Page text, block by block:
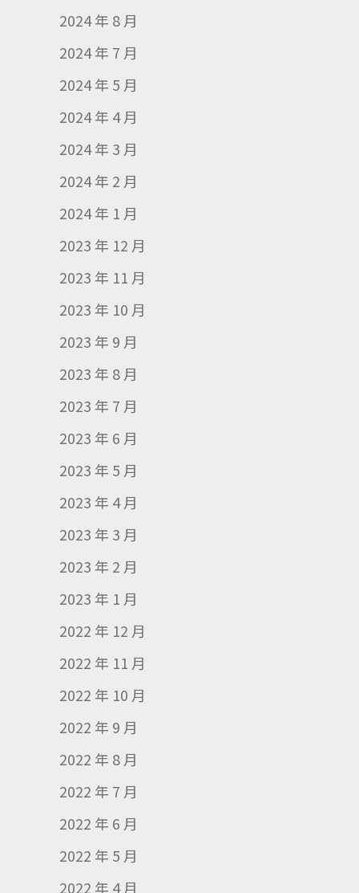
2024 年 8 月
2024 年 7 月
2024 年 5 月
2024 年 4 月
2024 年 3 月
2024 年 2 月
2024 年 1 月
2023 年 12 月
2023 年 11 月
2023 年 10 月
2023 年 9 月
2023 年 8 月
2023 年 7 月
2023 年 6 月
2023 年 5 月
2023 年 4 月
2023 年 3 月
2023 年 2 月
2023 年 1 月
2022 年 12 月
2022 年 11 月
2022 年 10 月
2022 年 9 月
2022 年 8 月
2022 年 7 月
2022 年 6 月
2022 年 5 月
2022 年 4 月